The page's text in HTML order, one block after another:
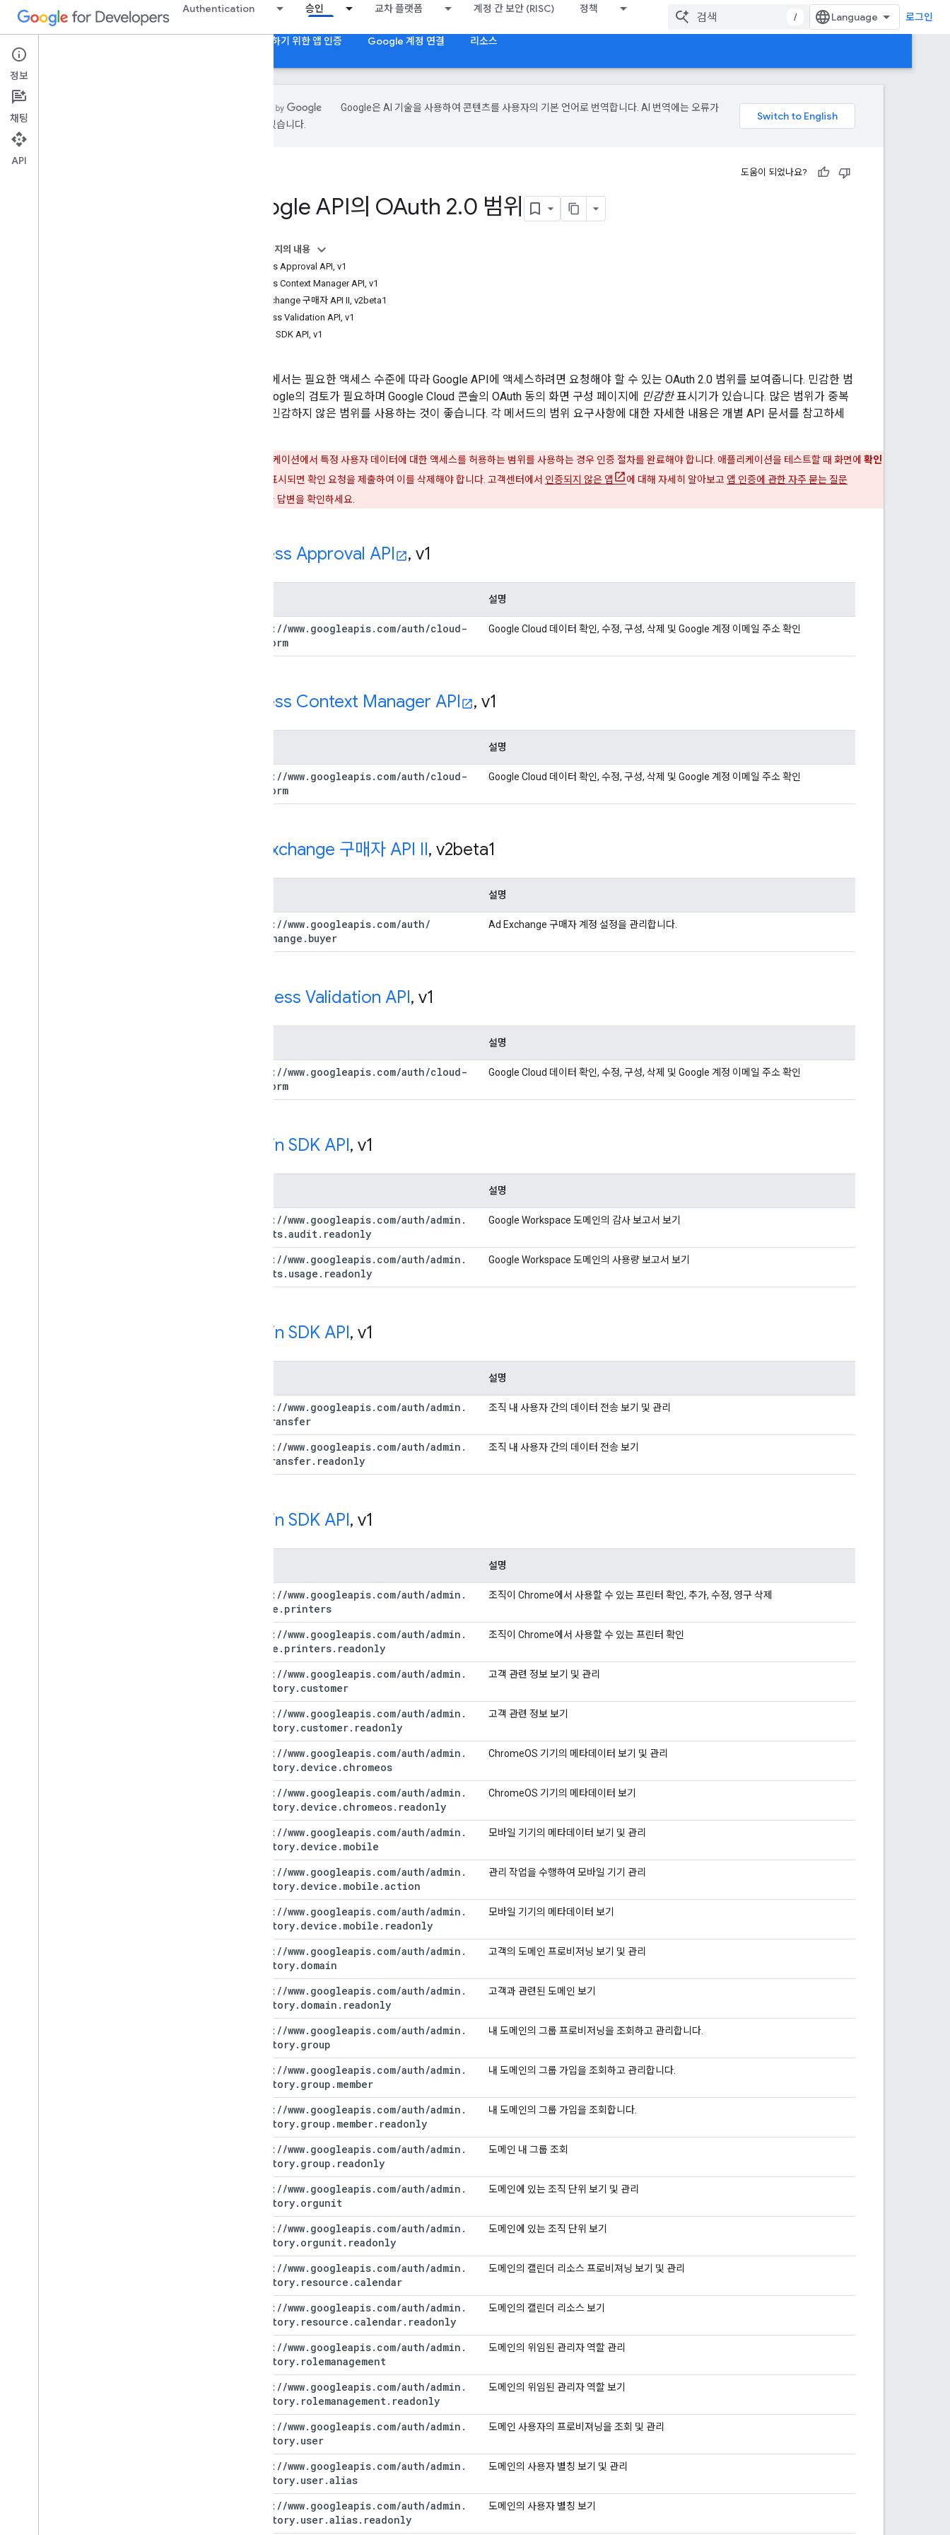
Authentication 승인 교차 플랫폼 계정 간 보안 (RISC) 정책
/ 로그인
Google Authorization API를 사용하기 위한 앱 인증 Google 계정 연결 리소스
Google 계정 승인
개요
Google은 AI 기술을 사용하여 콘텐츠를 사용자의 기본 언어로 번역합니다. AI 번역에는 오류가
있을 수 있습니다.
도움이 되었나요?
Google API의 OAuth 2.0 범위
이 페이지의 내용
Access Approval API v1
Access Context Manager API v1
Ad Exchange 구매자 API II v2beta1
Address Validation API v1
Admin SDK API v1
이 문서에서는 필요한 액세스 수준에 따라 Google API에 액세스하려면 요청해야 할 수 있는 OAuth 2.0 범위를 보여줍니다. 민감한 범
위는 Google의 검토가 필요하며 Google Cloud 콘솔의 OAuth 동의 화면 구성 페이지에
민감한표시기가 있습니다. 많은 범위가 중복
되므로 민감하지 않은 범위를 사용하는 것이 좋습니다. 각 메서드의 범위 요구사항에 대한 자세한 내용은 개별 API 문서를 참고하세
공개 애플리케이션에서 특정 사용자 데이터에 대한 액세스를 허용하는 범위를 사용하는 경우 인증 절차를 완료해야 합니다. 애플리케이션을 테스트할 때 화면에 확인
이 표시되면 확인 요청을 제출하여 이를 삭제해야 합니다. 고객센터에서 인증되지 않은 앱 에 대해 자세히 알아보고 앱 인증에 관한 자주 묻는 질문
에 대한 답변을 확인하세요.
Access Approval API , v1
설명
https: //www. googleapis. com/auth/cloud-
platform
Google Cloud 데이터 확인, 수정, 구성, 삭제 및 Google 계정 이메일 주소 확인
Access Context Manager API , v1
설명
https: //www. googleapis. com/auth/cloud-
platform
Google Cloud 데이터 확인, 수정, 구성, 삭제 및 Google 계정 이메일 주소 확인
Ad Exchange 구매자 API II, v2beta1
설명
https: //www. googleapis. com/auth/
adexchange . buyer
Ad Exchange 구매자 계정 설정을 관리합니다.
Address Validation API, v1
설명
https: //www. googleapis. com/auth/cloud-
platform
Google Cloud 데이터 확인, 수정, 구성, 삭제 및 Google 계정 이메일 주소 확인
Admin SDK API, v1
설명
https: //www. googleapis. com/auth/admin .
reports.audit. readonly
Google Workspace 도메인의 감사 보고서 보기
https: //www. googleapis. com/auth/admin .
reports. usage . readonly
Google Workspace 도메인의 사용량 보고서 보기
Admin SDK API, v1
설명
https: //www. googleapis. com/auth/admin .
datatransfer
조직 내 사용자 간의 데이터 전송 보기 및 관리
https: //www. googleapis. com/auth/admin .
datatransfer. readonly
조직 내 사용자 간의 데이터 전송 보기
Admin SDK API, v1
설명
https: //www. googleapis. com/auth/admin .
chrome . printers
조직이 Chrome에서 사용할 수 있는 프린터 확인, 추가, 수정, 영구 삭제
https: //www. googleapis. com/auth/admin .
chrome . printers. readonly
조직이 Chrome에서 사용할 수 있는 프린터 확인
https: //www. googleapis. com/auth/admin .
directory. customer
고객 관련 정보 보기 및 관리
https: //www. googleapis. com/auth/admin .
directory. customer. readonly
고객 관련 정보 보기
https: //www. googleapis. com/auth/admin .
directory. device . chromeos
ChromeOS 기기의 메타데이터 보기 및 관리
https: //www. googleapis. com/auth/admin .
directory. device . chromeos. readonly
ChromeOS 기기의 메타데이터 보기
https: //www. googleapis. com/auth/admin .
directory. device . mobile
모바일 기기의 메타데이터 보기 및 관리
https: //www. googleapis. com/auth/admin .
directory. device . mobile .action
관리 작업을 수행하여 모바일 기기 관리
https: //www. googleapis. com/auth/admin .
directory. device . mobile . readonly
모바일 기기의 메타데이터 보기
https: //www. googleapis. com/auth/admin .
directory. domain
고객의 도메인 프로비저닝 보기 및 관리
https: //www. googleapis. com/auth/admin .
directory. domain . readonly
고객과 관련된 도메인 보기
https: //www. googleapis. com/auth/admin .
directory. group
내 도메인의 그룹 프로비저닝을 조회하고 관리합니다.
https: //www. googleapis. com/auth/admin .
directory. group . member
내 도메인의 그룹 가입을 조회하고 관리합니다.
https: //www. googleapis. com/auth/admin .
directory. group . member. readonly
내 도메인의 그룹 가입을 조회합니다.
https: //www. googleapis. com/auth/admin .
directory. group . readonly
도메인 내 그룹 조회
https: //www. googleapis. com/auth/admin .
directory. orgunit
도메인에 있는 조직 단위 보기 및 관리
https: //www. googleapis. com/auth/admin .
directory. orgunit. readonly
도메인에 있는 조직 단위 보기
https: //www. googleapis. com/auth/admin .
directory. resource . calendar
도메인의 캘린더 리소스 프로비져닝 보기 및 관리
https: //www. googleapis. com/auth/admin .
directory. resource . calendar. readonly
도메인의 캘린더 리소스 보기
https: //www. googleapis. com/auth/admin .
directory. rolemanagement
도메인의 위임된 관리자 역할 관리
https: //www. googleapis. com/auth/admin .
directory. rolemanagement. readonly
도메인의 위임된 관리자 역할 보기
https: //www. googleapis. com/auth/admin .
directory. user
도메인 사용자의 프로비져닝을 조회 및 관리
https: //www. googleapis. com/auth/admin .
directory. user.alias
도메인의 사용자 별칭 보기 및 관리
https: //www. googleapis. com/auth/admin .
directory. user.alias. readonly
도메인의 사용자 별칭 보기
정보
채팅
API